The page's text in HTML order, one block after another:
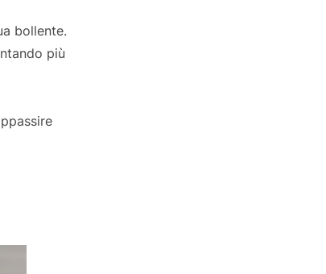
bollente.
più